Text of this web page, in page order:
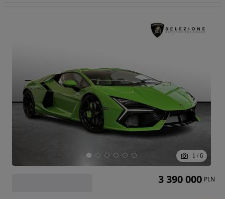
1 / 6
3 390 000 PLN